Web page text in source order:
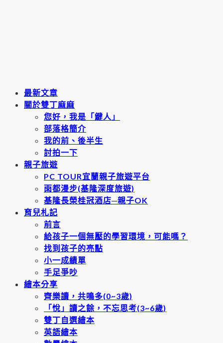
最新文章
關於雙丁麻麻
您好，我是「鍵人」
部落格簡介
我的前、後半生
討拍一下
親子旅遊
PC TOUR宜蘭親子旅遊平台
雨都漫步(基隆深度旅遊)
基隆長榮桂冠酒店─親子OK
育兒札記
前言
給孩子一個無壓的學習環境，可能嗎？
找到孩子的亮點
小一成績單
手足爭吵
繪本分享
齊樂讀，共鳴多(0~3歲)
「悅」讀之餘，不忘思考(3~6歲)
雙丁自選繪本
英語繪本